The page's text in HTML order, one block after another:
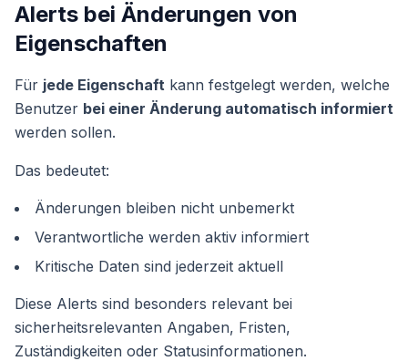
Alerts bei Änderungen von
Eigenschaften
Für jede Eigenschaft kann festgelegt werden, welche
Benutzer bei einer Änderung automatisch informiert
werden sollen.
Das bedeutet:
Änderungen bleiben nicht unbemerkt
Verantwortliche werden aktiv informiert
Kritische Daten sind jederzeit aktuell
Diese Alerts sind besonders relevant bei
sicherheitsrelevanten Angaben, Fristen,
Zuständigkeiten oder Statusinformationen.